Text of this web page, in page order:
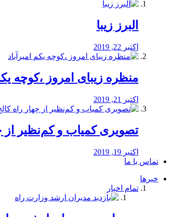
البرز زیبا
اکتبر 22, 2019
منظره‌‌ زیبای امروز ،کوچه
اکتبر 21, 2019
️تصویری کمیاب و کم‌نظیر از
اکتبر 19, 2019
تماس با ما
خبرها
تمام اخبار